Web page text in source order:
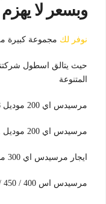
وبسعر لا يهزم
نوفر لك مجموعة كبيرة من
حيث يتالق اسطول
المتنوعة
مرسيدس اي 200 موديل 2018 / 2019
مرسيدس اي 200 موديل 2021
ايجار مرسيدس اي 300 موديل 2021
مرسيدس اس 400 / 450 / 500 احدث موديل